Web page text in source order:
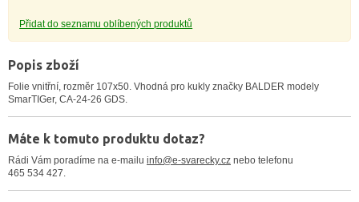
Přidat do seznamu oblíbených produktů
Popis zboží
Folie vnitřní, rozměr 107x50. Vhodná pro kukly značky BALDER modely
SmarTIGer, CA-24-26 GDS.
Máte k tomuto produktu dotaz?
Rádi Vám poradíme na e-mailu info@e-svarecky.cz nebo telefonu
465 534 427.